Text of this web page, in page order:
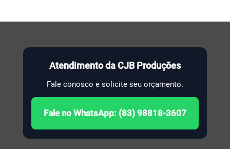
Atendimento da CJB Produções
Fale conosco e solicite seu orçamento.
Fale no WhatsApp: (83) 98818-3607